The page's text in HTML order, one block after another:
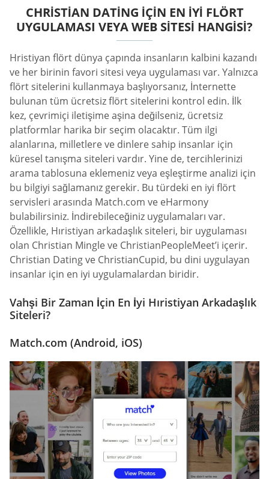
CHRISTIAN DATING IÇIN EN İYI FLÖRT
UYGULAMASI VEYA WEB SITESI HANGISI?
Hristiyan flört dünya çapında insanların kalbini kazandı
ve her birinin favori sitesi veya uygulaması var. Yalnızca
flört sitelerini kullanmaya başlıyorsanız, İnternette
bulunan tüm ücretsiz flört sitelerini kontrol edin. İlk
kez, çevrimiçi iletişime aşina değilseniz, ücretsiz
platformlar harika bir seçim olacaktır. Tüm ilgi
alanlarına, milletlere ve dinlere sahip insanlar için
küresel tanışma siteleri vardır. Yine de, tercihlerinizi
arama tablosuna eklemeniz veya eşleştirme analizi için
bu bilgiyi sağlamanız gerekir. Bu türdeki en iyi flört
servisleri arasında Match.com ve eHarmony
bulabilirsiniz. İndirebileceğiniz uygulamaları var.
Özellikle, Hıristiyan arkadaşlık siteleri, bir uygulaması
olan Christian Mingle ve ChristianPeopleMeet’i içerir.
Christian Dating ve ChristianCupid, bu dini uygulayan
insanlar için en iyi uygulamalardan biridir.
Vahşi Bir Zaman İçin En İyi Hıristiyan Arkadaşlık
Siteleri?
Match.com (Android, iOS)